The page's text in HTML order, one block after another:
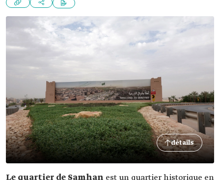
détails
Le quartier de Samhan est un quartier historique en